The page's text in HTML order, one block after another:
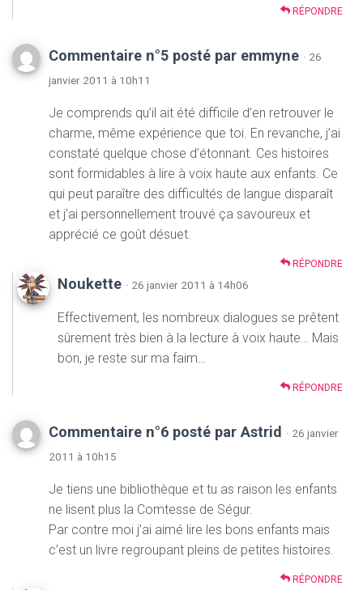
RÉPONDRE
Commentaire n°5 posté par emmyne · 26
janvier 2011 à 10h11
Je comprends qu’il ait été difficile d’en retrouver le
charme, même expérience que toi. En revanche, j’ai
constaté quelque chose d’étonnant. Ces histoires
sont formidables à lire à voix haute aux enfants. Ce
qui peut paraître des difficultés de langue disparaît
et j’ai personnellement trouvé ça savoureux et
apprécié ce goût désuet.
RÉPONDRE
Noukette · 26 janvier 2011 à 14h06
Effectivement, les nombreux dialogues se prêtent
sûrement très bien à la lecture à voix haute… Mais
bon, je reste sur ma faim…
RÉPONDRE
Commentaire n°6 posté par Astrid
· 26 janvier
2011 à 10h15
Je tiens une bibliothèque et tu as raison les enfants
ne lisent plus la Comtesse de Ségur.
Par contre moi j’ai aimé lire les bons enfants mais
c’est un livre regroupant pleins de petites histoires.
RÉPONDRE